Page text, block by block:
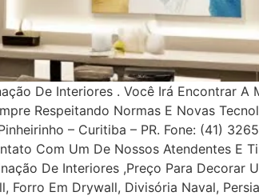
De Interiores . Você Irá Encontrar A
Respeitando Normas E Novas
– Curitiba – PR. Fone: (41)
Com Um De Nossos Atendentes E
De Interiores ,Preço Para Decorar
Em Drywall, Divisória Naval,